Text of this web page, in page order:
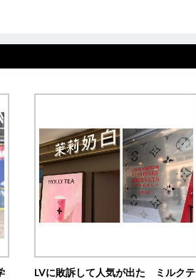
LVに敗訴して人気が出た ミルクテ